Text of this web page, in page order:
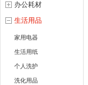
办公耗材
生活用品
家用电器
生活用纸
个人洗护
洗化用品